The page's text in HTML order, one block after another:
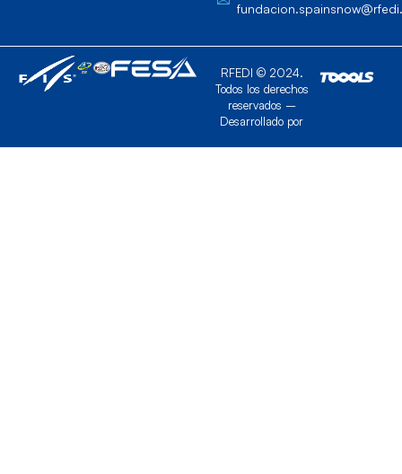
RFEDI © 2024.
Todos los derechos
reservados –
Desarrollado por